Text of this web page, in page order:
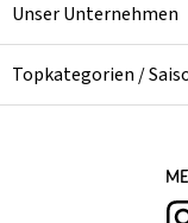
Unser Unternehmen
Topkategorien /